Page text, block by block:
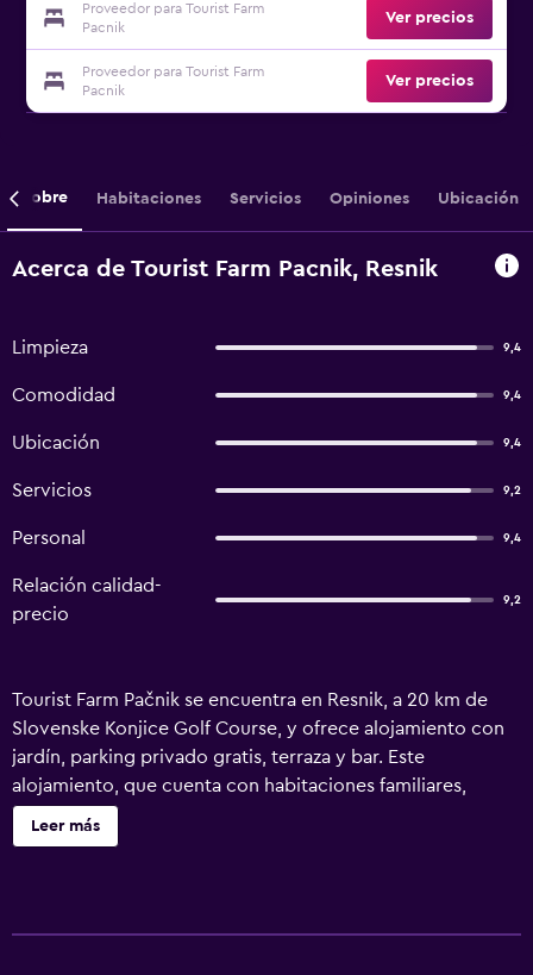
Proveedor para Tourist Farm
Pacnik
Ver precios
Proveedor para Tourist Farm
Pacnik
Ver precios
Sobre Habitaciones Servicios Opiniones Ubicación
Acerca de Tourist Farm Pacnik, Resnik
Limpieza 9,4
Comodidad 9,4
Ubicación 9,4
Servicios 9,2
Personal 9,4
Relación calidad-
precio
9,2
Tourist Farm Pačnik se encuentra en Resnik, a 20 km de
Slovenske Konjice Golf Course, y ofrece alojamiento con
jardín, parking privado gratis, terraza y bar. Este
alojamiento, que cuenta con habitaciones familiares,
también ofrece barbacoa. El hostal o pensión dispone de
vistas a la montaña, zona de juegos infantil, recepción 24
Leer más